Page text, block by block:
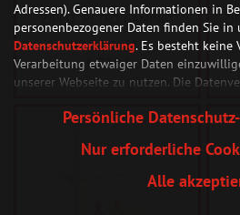
ZIPPO "RETRO GAMING"
NR. Zippo313
€ 72,90
Adressen). Genauere Informationen in
personenbezogener Daten finden Sie in
Datenschutzerklärung. Es besteht keine
Verarbeitung etwaiger Daten
unserer Webseite zu nutzen. Die
Datenschutz-Einstellungen widerrufen
Falls Sie unter 14 Jahre alt sind, müssen
Ihres Erziehungsberechtigten einholen,
Zustimmung zu den optionalen
Persönliche
Nur erforderliche
Alle